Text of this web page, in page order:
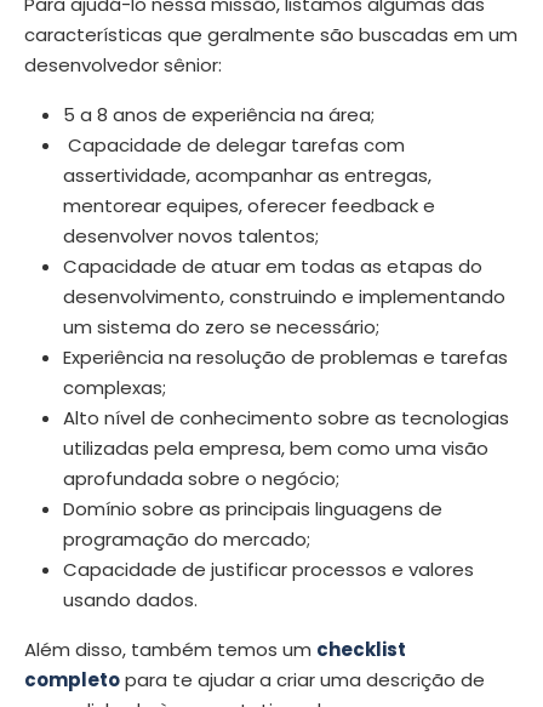
características que geralmente são buscadas em um
desenvolvedor sênior:
5 a 8 anos de experiência na área;
Capacidade de delegar tarefas com
assertividade, acompanhar as entregas,
mentorear equipes, oferecer feedback e
desenvolver novos talentos;
Capacidade de atuar em todas as etapas do
desenvolvimento, construindo e implementando
um sistema do zero se necessário;
Experiência na resolução de problemas e tarefas
complexas;
Alto nível de conhecimento sobre as tecnologias
utilizadas pela empresa, bem como uma visão
aprofundada sobre o negócio;
Domínio sobre as principais linguagens de
programação do mercado;
Capacidade de justificar processos e valores
usando dados.
Além disso, também temos um checklist
completopara te ajudar a criar uma descrição de